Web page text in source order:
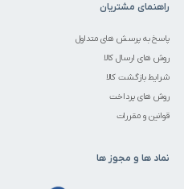
راهنمای مشتریان
پاسخ به پرسش های متداول
روش های ارسال کالا
شرایط بازگشت کالا
روش های پرداخت
قوانین و مقررات
نماد ها و مجوز ها